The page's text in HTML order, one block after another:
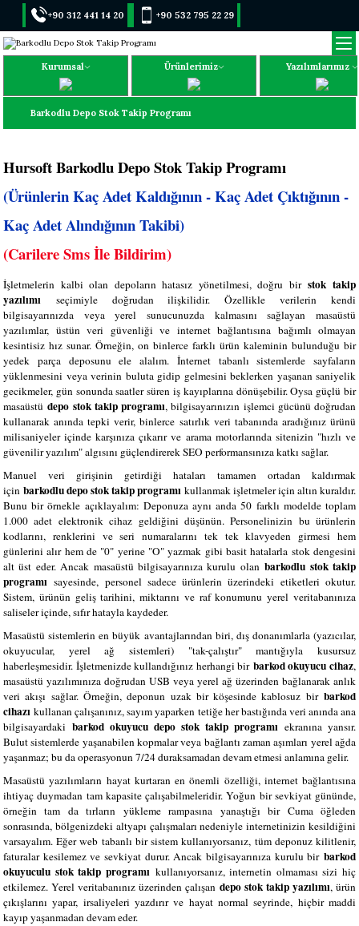
+90 312 441 14 20 +90 532 795 22 29
Kurumsal Ürünlerimiz Yazılımlarımız
Barkodlu Depo Stok Takip Programı
Hursoft Barkodlu Depo Stok Takip Programı
(Ürünlerin Kaç Adet Kaldığının - Kaç Adet Çıktığının -
Kaç Adet Alındığının Takibi)
(Carilere Sms İle Bildirim)
İşletmelerin kalbi olan depoların hatasız yönetilmesi, doğru birstok takip
yazılımı seçimiyle doğrudan ilişkilidir. Özellikle verilerin kendi
bilgisayarınızda veya yerel sunucunuzda kalmasını sağlayan masaüstü
yazılımlar, üstün veri güvenliği ve internet bağlantısına bağımlı olmayan
kesintisiz hız sunar. Örneğin, on binlerce farklı ürün kaleminin bulunduğu bir
yedek parça deposunu ele alalım. İnternet tabanlı sistemlerde sayfaların
yüklenmesini veya verinin buluta gidip gelmesini beklerken yaşanan saniyelik
gecikmeler, gün sonunda saatler süren iş kayıplarına dönüşebilir. Oysa güçlü bir
masaüstüdepo stok takip programı, bilgisayarınızın işlemci gücünü doğrudan
kullanarak anında tepki verir, binlerce satırlık veri tabanında aradığınız ürünü
milisaniyeler içinde karşınıza çıkarır ve arama motorlarında sitenizin "hızlı ve
güvenilir yazılım" algısını güçlendirerek SEO performansınıza katkı sağlar.
Manuel veri girişinin getirdiği hataları tamamen ortadan kaldırmak
için barkodlu depo stok takip programı kullanmak işletmeler için altın kuraldır.
Bunu bir örnekle açıklayalım: Deponuza aynı anda 50 farklı modelde toplam
1.000 adet elektronik cihaz geldiğini düşünün. Personelinizin bu ürünlerin
kodlarını, renklerini ve seri numaralarını tek tek klavyeden girmesi hem
günlerini alır hem de "0" yerine "O" yazmak gibi basit hatalarla stok dengesini
alt üst eder. Ancak masaüstü bilgisayarınıza kurulu olanbarkodlu stok takip
programı sayesinde, personel sadece ürünlerin üzerindeki etiketleri okutur.
Sistem, ürünün geliş tarihini, miktarını ve raf konumunu yerel veritabanınıza
saliseler içinde, sıfır hatayla kaydeder.
Masaüstü sistemlerin en büyük avantajlarından biri, dış donanımlarla (yazıcılar,
okuyucular, yerel ağ sistemleri) "tak-çalıştır" mantığıyla kusursuz
haberleşmesidir. İşletmenizde kullandığınız herhangi bir barkod okuyucu cihaz,
masaüstü yazılımınıza doğrudan USB veya yerel ağ üzerinden bağlanarak anlık
veri akışı sağlar. Örneğin, deponun uzak bir köşesinde kablosuz bir barkod
cihazı kullanan çalışanınız, sayım yaparken tetiğe her bastığında veri anında ana
bilgisayardaki barkod okuyucu depo stok takip programı ekranına yansır.
Bulut sistemlerde yaşanabilen kopmalar veya bağlantı zaman aşımları yerel ağda
yaşanmaz; bu da operasyonun 7/24 duraksamadan devam etmesi anlamına gelir.
Masaüstü yazılımların hayat kurtaran en önemli özelliği, internet bağlantısına
ihtiyaç duymadan tam kapasite çalışabilmeleridir. Yoğun bir sevkiyat gününde,
örneğin tam da tırların yükleme rampasına yanaştığı bir Cuma öğleden
sonrasında, bölgenizdeki altyapı çalışmaları nedeniyle internetinizin kesildiğini
varsayalım. Eğer web tabanlı bir sistem kullanıyorsanız, tüm deponuz kilitlenir,
faturalar kesilemez ve sevkiyat durur. Ancak bilgisayarınıza kurulu bir barkod
okuyuculu stok takip programıkullanıyorsanız, internetin olmaması sizi hiç
etkilemez. Yerel veritabanınız üzerinden çalışan depo stok takip yazılımı, ürün
çıkışlarını yapar, irsaliyeleri yazdırır ve hayat normal seyrinde, hiçbir maddi
kayıp yaşanmadan devam eder.